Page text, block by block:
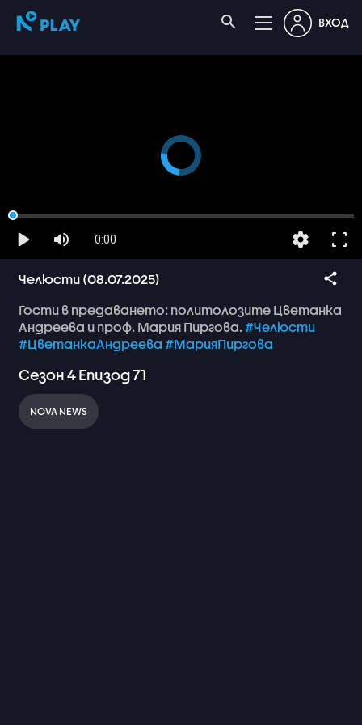
ВХОД
0:00
Челюсти (08.07.2025)
Гости в предаването: политолозите Цветанка
Андреева и проф. Мария Пиргова.#Челюсти
#ЦветанкаАндреева #МарияПиргова
Сезон 4Епизод71
NOVA NEWS